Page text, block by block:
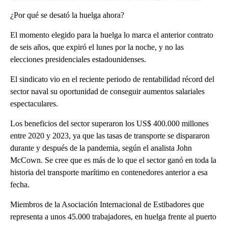
¿Por qué se desató la huelga ahora?
El momento elegido para la huelga lo marca el anterior contrato
de seis años, que expiró el lunes por la noche, y no las
elecciones presidenciales estadounidenses.
El sindicato vio en el reciente periodo de rentabilidad récord del
sector naval su oportunidad de conseguir aumentos salariales
espectaculares.
Los beneficios del sector superaron los US$ 400.000 millones
entre 2020 y 2023, ya que las tasas de transporte se dispararon
durante y después de la pandemia, según el analista John
McCown. Se cree que es más de lo que el sector ganó en toda la
historia del transporte marítimo en contenedores anterior a esa
fecha.
Miembros de la Asociación Internacional de Estibadores que
representa a unos 45.000 trabajadores, en huelga frente al puerto